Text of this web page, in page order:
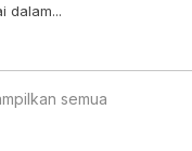
dalam...
semua